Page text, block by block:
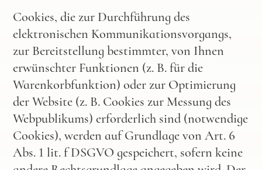
Cookies, die zur Durchführung des
elektronischen Kommunikationsvorgangs,
zur Bereitstellung bestimmter, von Ihnen
erwünschter Funktionen (z. B. für die
Warenkorbfunktion) oder zur Optimierung
der Website (z. B. Cookies zur Messung des
Webpublikums) erforderlich sind (notwendige
Cookies), werden auf Grundlage von Art. 6
Abs. 1 lit. f DSGVO gespeichert, sofern keine